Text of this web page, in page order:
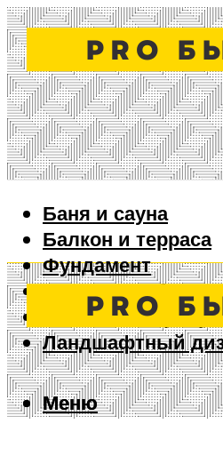
Баня и сауна
Балкон и терраса
Фундамент
Ворота и забор
Дизайн интерьера
Ландшафтный
Меню
Меню